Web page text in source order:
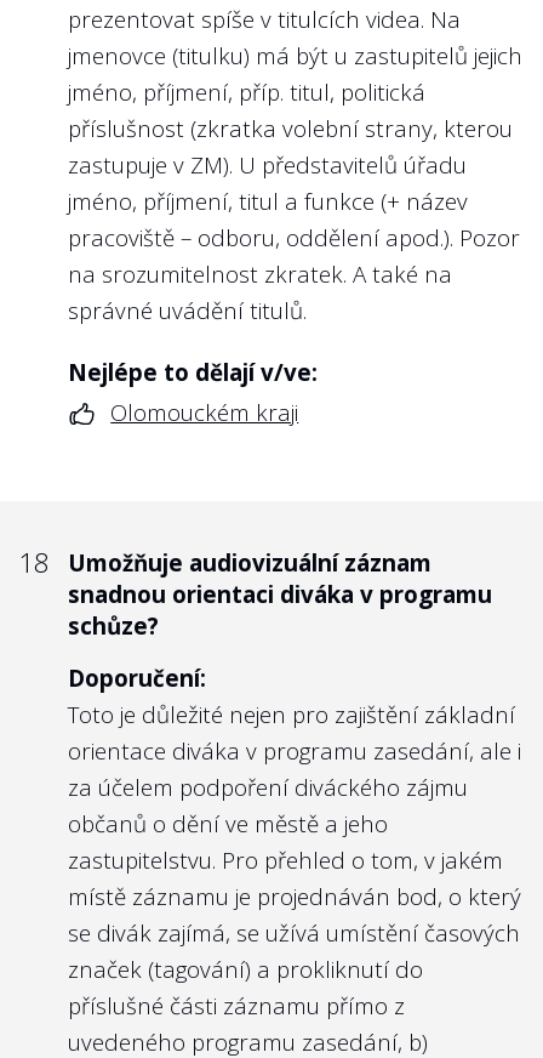
prezentovat spíše v titulcích videa. Na
jmenovce (titulku) má být u zastupitelů jejich
jméno, příjmení, příp. titul, politická
příslušnost (zkratka volební strany, kterou
zastupuje v ZM). U představitelů úřadu
jméno, příjmení, titul a funkce (+ název
pracoviště – odboru, oddělení apod.). Pozor
na srozumitelnost zkratek. A také na
správné uvádění titulů.
Nejlépe to dělají v/ve:
Olomouckém kraji
18
Umožňuje audiovizuální záznam
snadnou orientaci diváka v programu
schůze?
Doporučení:
Toto je důležité nejen pro zajištění základní
orientace diváka v programu zasedání, ale i
za účelem podpoření diváckého zájmu
občanů o dění ve městě a jeho
zastupitelstvu. Pro přehled o tom, v jakém
místě záznamu je projednáván bod, o který
se divák zajímá, se užívá umístění časových
značek (tagování) a prokliknutí do
příslušné části záznamu přímo z
uvedeného programu zasedání, b)